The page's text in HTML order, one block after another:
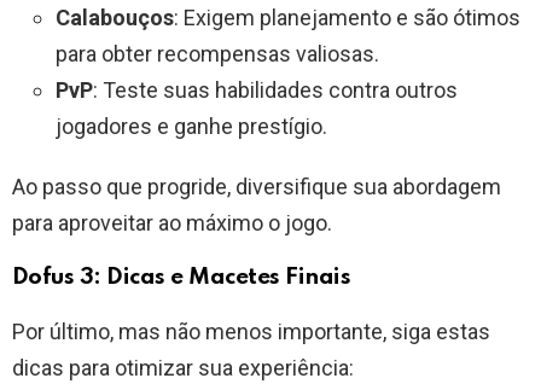
Calabouços: Exigem planejamento e são ótimos
para obter recompensas valiosas.
PvP: Teste suas habilidades contra outros
jogadores e ganhe prestígio.
Ao passo que progride, diversifique sua abordagem
para aproveitar ao máximo o jogo.
Dofus 3: Dicas e Macetes Finais
Por último, mas não menos importante, siga estas
dicas para otimizar sua experiência: